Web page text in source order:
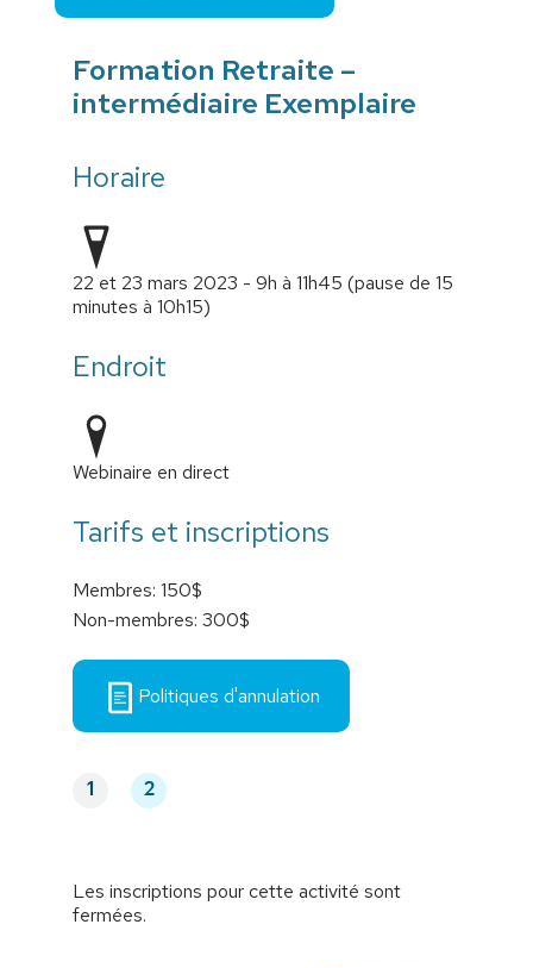
Formation Retraite –
intermédiaire Exemplaire
Horaire
22 et 23 mars 2023 - 9h à 11h45 (pause de 15
minutes à 10h15)
Endroit
Webinaire en direct
Tarifs et inscriptions
Membres: 150$
Non-membres: 300$
Politiques d'annulation
1 2
Les inscriptions pour cette activité sont
fermées.